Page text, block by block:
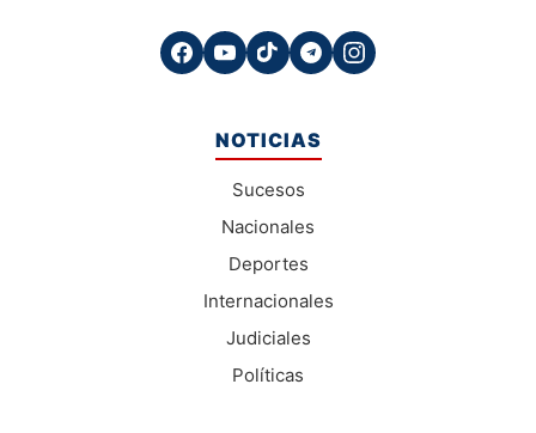
NOTICIAS
Sucesos
Nacionales
Deportes
Internacionales
Judiciales
Políticas